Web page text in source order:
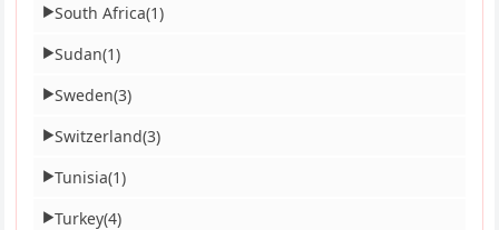
▶South Africa(1)
▶Sudan(1)
▶Sweden(3)
▶Switzerland(3)
▶Tunisia(1)
▶Turkey(4)